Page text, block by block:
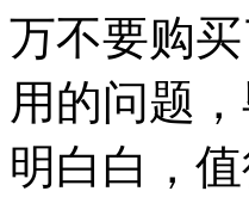
万不要购
用的问题
明白白，值